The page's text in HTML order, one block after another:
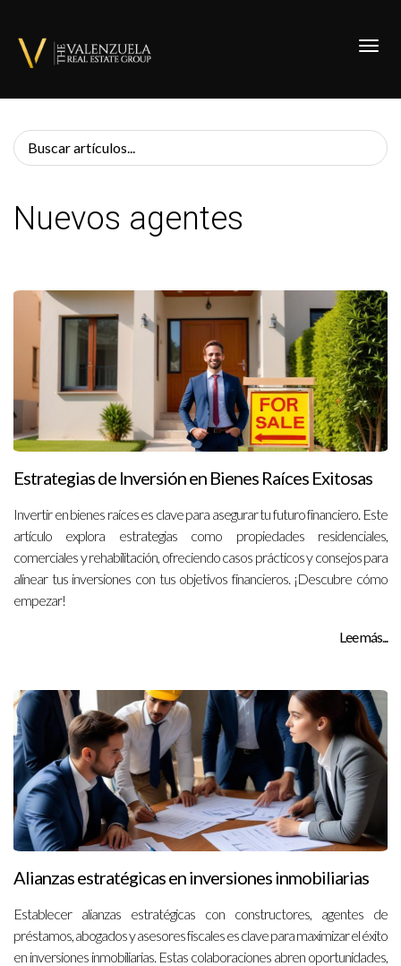
Nuevos agentes
Estrategias de Inversión en Bienes Raíces Exitosas
Invertir en bienes raíces es clave para asegurar tu futuro financiero. Este
artículo explora estrategias como propiedades residenciales,
comerciales y rehabilitación, ofreciendo casos prácticos y consejos para
alinear tus inversiones con tus objetivos financieros. ¡Descubre cómo
empezar!
Lee más...
Alianzas estratégicas en inversiones inmobiliarias
Establecer alianzas estratégicas con constructores, agentes de
préstamos, abogados y asesores fiscales es clave para maximizar el éxito
en inversiones inmobiliarias. Estas colaboraciones abren oportunidades,